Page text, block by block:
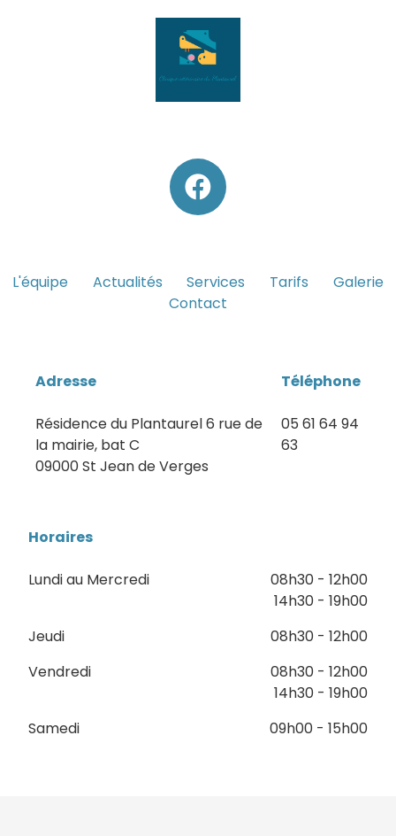
L'équipe Actualités Services Tarifs
Galerie
Contact
Adresse
Résidence du Plantaurel 6 rue de
la mairie, bat C
09000 St Jean de Verges
Téléphone
05 61 64 94
63
Horaires
Lundi au Mercredi
08h30 - 12h00
14h30 - 19h00
Jeudi
08h30 - 12h00
Vendredi
08h30 - 12h00
14h30 - 19h00
Samedi
09h00 - 15h00